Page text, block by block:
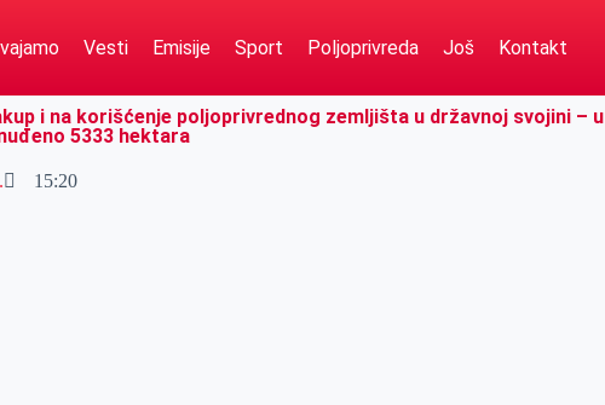
Vesti Emisije Sport Poljoprivreda Još Kontakt
i na korišćenje poljoprivrednog zemljišta u državnoj svojini – u
5333 hektara
15:20